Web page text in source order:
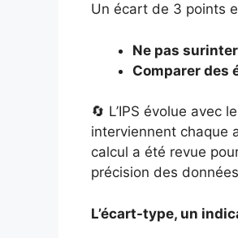
Un écart de 3 points
Ne pas
Comparer des
🔄 L’IPS évolue avec
interviennent chaque
calcul a été revue
précision des
L’écart-type, un